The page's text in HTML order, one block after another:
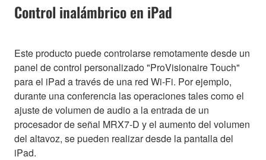
Control inalámbrico en iPad
Este producto puede controlarse remotamente desde un
panel de control personalizado "ProVisionaire Touch"
para el iPad a través de una red Wi-Fi. Por ejemplo,
durante una conferencia las operaciones tales como el
ajuste de volumen de audio a la entrada de un
procesador de señal MRX7-D y el aumento del volumen
del altavoz, se pueden realizar desde la pantalla del
iPad.